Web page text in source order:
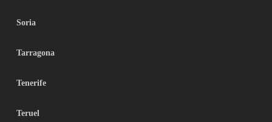
Soria
Tarragona
Tenerife
Teruel